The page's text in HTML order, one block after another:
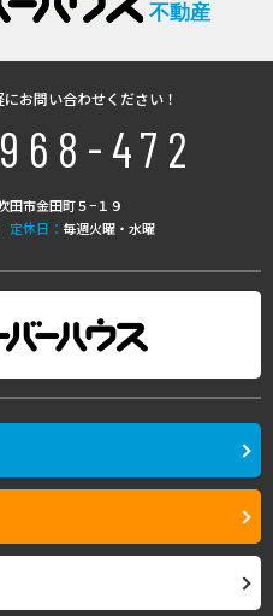
不動産
お問い合わせください！
472
田市金田町５−１９
定休日： 毎週火曜・水曜